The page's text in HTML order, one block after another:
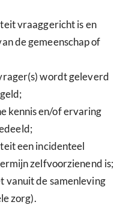
vraaggericht is en
de gemeenschap of
wordt geleverd
kennis en/of ervaring
een incidenteel
zelfvoorzienend is;
vanuit de samenleving
zorg).